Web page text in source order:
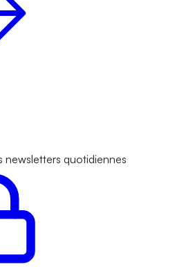
newsletters quotidiennes